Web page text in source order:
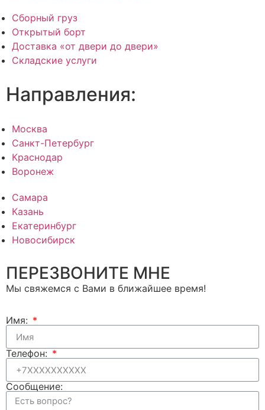
Сборный груз
Открытый борт
Доставка «от двери до двери»
Складские услуги
Направления:
Москва
Санкт-Петербург
Краснодар
Воронеж
Самара
Казань
Екатеринбург
Новосибирск
ПЕРЕЗВОНИТЕ МНЕ
Мы свяжемся с Вами в ближайшее время!
Имя:
Телефон:
Сообщение: